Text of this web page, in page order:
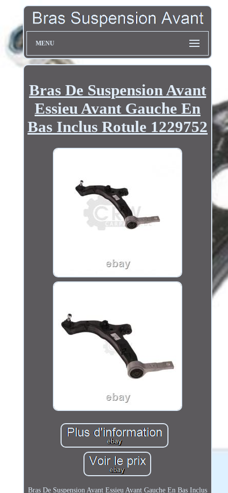
MENU
Bras De Suspension Avant
Essieu Avant Gauche En
Bas Inclus Rotule 1229752
Bras De Suspension Avant Essieu Avant Gauche En Bas Inclus